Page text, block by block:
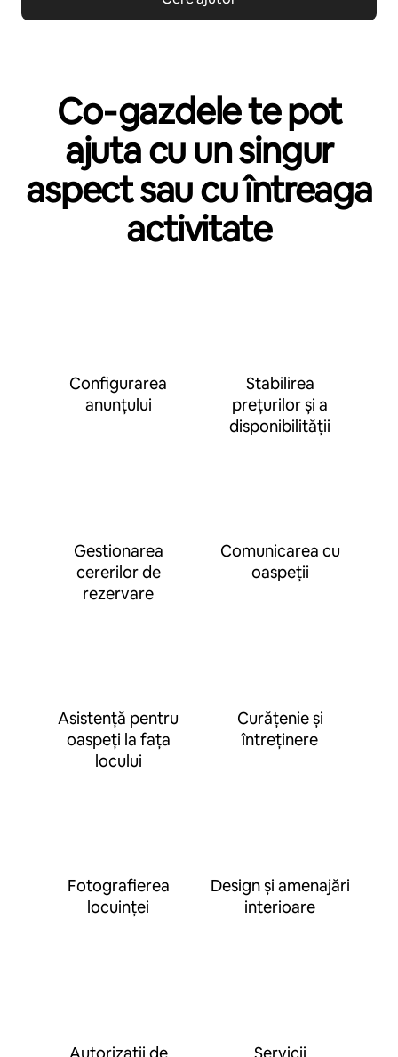
Co‑gazdele te pot
ajuta cu un singur
aspect sau cu întreaga
activitate
Configurarea
anunțului
Stabilirea
prețurilor și a
disponibilității
Gestionarea
cererilor de
rezervare
Comunicarea cu
oaspeții
Asistență pentru
oaspeți la fața
locului
Curățenie și
întreținere
Fotografierea
locuinței
Design și amenajări
interioare